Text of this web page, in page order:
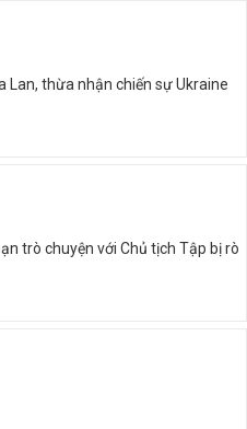
Lan, thừa nhận chiến sự Ukraine
trò chuyện với Chủ tịch Tập bị rò